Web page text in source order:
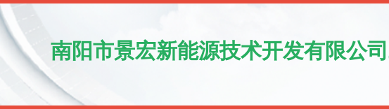
南阳市景宏新能源技术开发有限公